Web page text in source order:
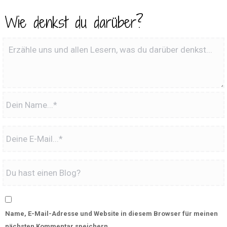
Wie denkst du darüber?
Name, E-Mail-Adresse und Website in diesem Browser für meinen